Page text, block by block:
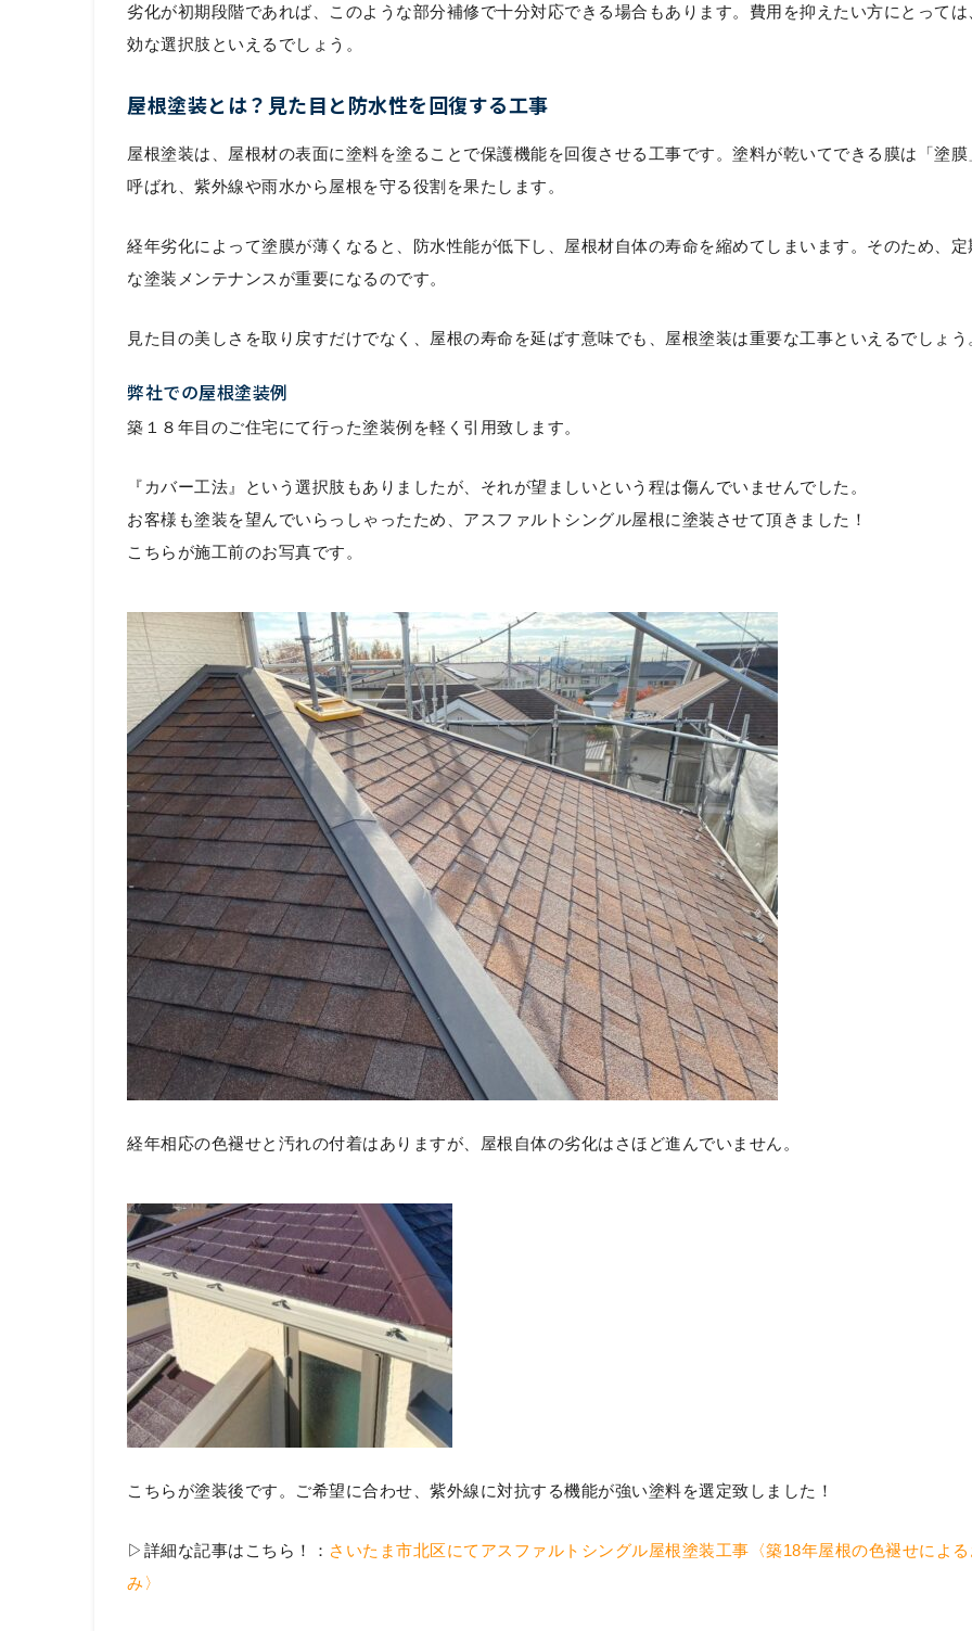
劣化が初期段階であれば、このような部分補修で十分対応できる場合もあります。費用を抑えたい方にとっては
効な選択肢といえるでしょう。
屋根塗装とは？見た目と防水性を回復する工事
屋根塗装は、屋根材の表面に塗料を塗ることで保護機能を回復させる工事です。塗料が乾いてできる膜は「塗膜
呼ばれ、紫外線や雨水から屋根を守る役割を果たします。
経年劣化によって塗膜が薄くなると、防水性能が低下し、屋根材自体の寿命を縮めてしまいます。そのため、定
な塗装メンテナンスが重要になるのです。
見た目の美しさを取り戻すだけでなく、屋根の寿命を延ばす意味でも、屋根塗装は重要な工事といえるでしょう
弊社での屋根塗装例
築１８年目のご住宅にて行った塗装例を軽く引用致します。
『カバー工法』という選択肢もありましたが、それが望ましいという程は傷んでいませんでした。
お客様も塗装を望んでいらっしゃったため、アスファルトシングル屋根に塗装させて頂きました！
こちらが施工前のお写真です。
経年相応の色褪せと汚れの付着はありますが、屋根自体の劣化はさほど進んでいません。
こちらが塗装後です。ご希望に合わせ、紫外線に対抗する機能が強い塗料を選定致しました！
▷詳細な記事はこちら！： さいたま市北区にてアスファルトシングル屋根塗装工事〈築18年屋根の色褪せによ
み〉